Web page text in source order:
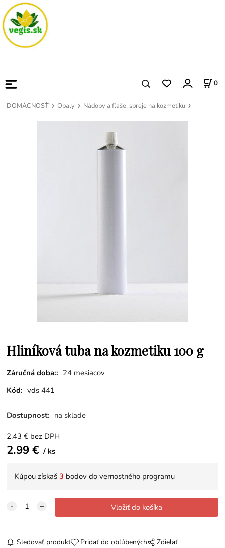
0
DOMÁCNOSŤ Obaly Nádoby a fľaše, spreje na kozmetiku
Hliníková tuba na kozmetiku 100 g
Záručná doba:: 24 mesiacov
Kód: vds 441
Dostupnosť: na sklade
2.43 € bez DPH
2.99€ ks
Kúpou získaš3 bodov do vernostného programu
Sledovať produkt Pridať do obľúbených Zdielať